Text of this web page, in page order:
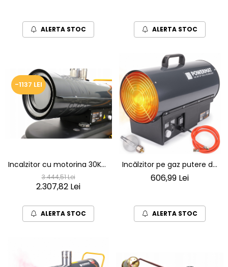
ALERTA STOC ALERTA STOC
-1137 LEI
Incalzitor cu motorina 30KW
cu display LCD +cos de
evacuare
3.444,51 Lei
2.307,82 Lei
ALERTA STOC
Incălzitor pe gaz putere de
încălzire până la 15 kW pe
606,99 Lei
ALERTA STOC